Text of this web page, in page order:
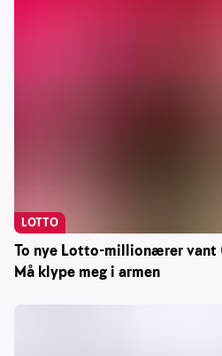
To nye Lotto-millionærer vant
Må klype meg i armen
LOTTO